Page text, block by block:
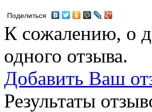
Поделиться
К сожалению, о
одного отзыва.
Добавить Ваш
Результаты